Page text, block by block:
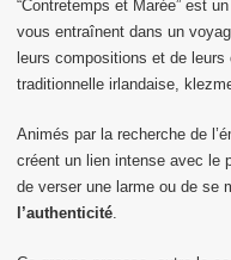
“Contretemps et Marée” est
vous entraînent dans un
leurs compositions et de
traditionnelle irlandaise,
Animés par la recherche de
créent un lien intense avec le
de verser une larme ou de se
l’authenticité.